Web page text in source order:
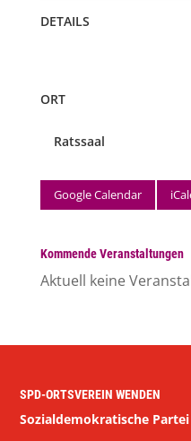
DETAILS
ORT
Ratssaal
Google Calendar
Kommende Veranstaltungen
Aktuell keine
SPD-ORTSVEREIN WENDEN
Sozialdemokratische